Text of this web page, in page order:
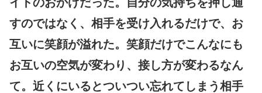
すのではなく、相手を受け入れるだけで、お
互いに笑顔が溢れた。笑顔だけでこんなにも
お互いの空気が変わり、接し方が変わるなん
て。近くにいるとついつい忘れてしまう相手